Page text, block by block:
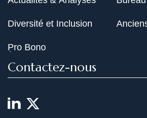
Diversité et Inclusion
Pro Bono
Contactez-nous